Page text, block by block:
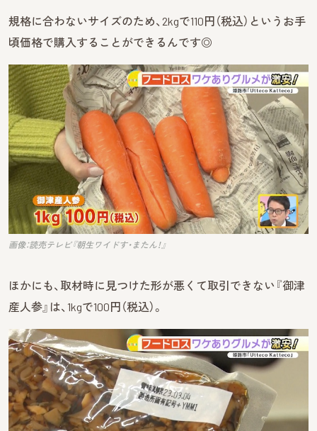
規格に合わないサイズのため、2kgで110円（税込）というお手
頃価格で購入することができるんです◎
画像：読売テレビ『朝生ワイドす・またん！』
ほかにも、取材時に見つけた形が悪くて取引できない『御津
産人参』は、1kgで100円（税込）。